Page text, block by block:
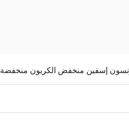
إسفين منخفض الكربون منخفضة